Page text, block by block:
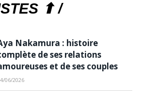
⬆ /
Nakamura : histoire
de ses relations
et de ses couples
06/2026